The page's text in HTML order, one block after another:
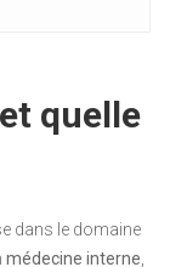
quelle
dans le domaine
médecine interne